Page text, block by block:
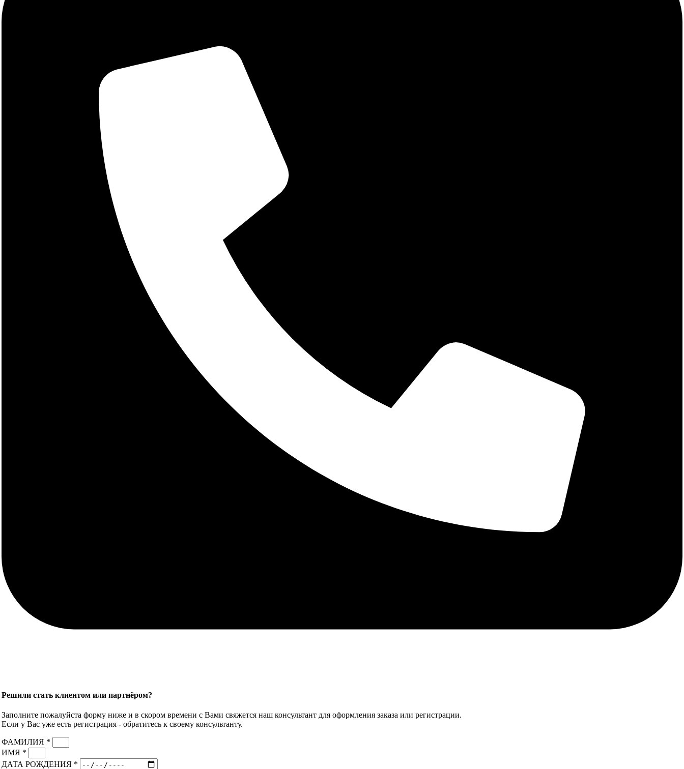
Решили стать клиентом или партнёром?
Заполните пожалуйста форму ниже и в скором времени с Вами свяжется наш консультант для оформления заказа или регистрации.
Если у Вас уже есть регистрация - обратитесь к своему консультанту.
ФАМИЛИЯ *
ИМЯ *
ДАТА РОЖДЕНИЯ *